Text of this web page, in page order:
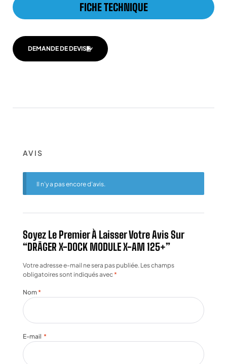
FICHE TECHNIQUE
DEMANDE DE DEVIS
AVIS
Il n’y a pas encore d’avis.
Soyez Le Premier À Laisser Votre Avis Sur
“DRÄGER X-DOCK MODULE X-AM 125+”
Votre adresse e-mail ne sera pas publiée. Les champs
obligatoires sont indiqués avec*
Nom *
E-mail *